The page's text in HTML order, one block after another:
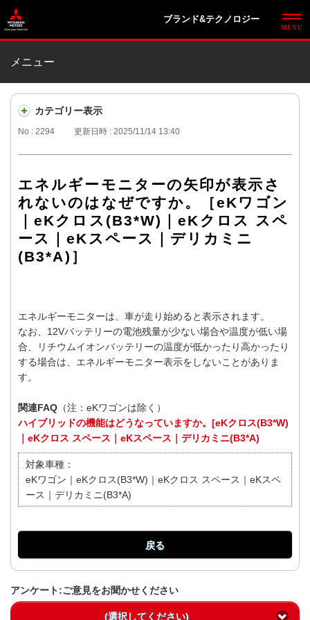
ブランド&テクノロジー
メニュー
カテゴリー表示
No : 2294 更新日時 : 2025/11/14 13:40
エネルギーモニターの矢印が表示さ
れないのはなぜですか。［eKワゴン
｜eKクロス(B3*W)｜eKクロス スペ
ース｜eKスペース｜デリカミニ
(B3*A)］
エネルギーモニターは、車が走り始めると表示されます。
なお、12Vバッテリーの電池残量が少ない場合や温度が低い場
合、リチウムイオンバッテリーの温度が低かったり高かったり
する場合は、エネルギーモニター表示をしないことがありま
す。
関連FAQ （注：eKワゴンは除く）
ハイブリッドの機能はどうなっていますか。[eKクロス(B3*W)
｜eKクロス スペース｜eKスペース｜デリカミニ(B3*A)
対象車種：
eKワゴン｜eKクロス(B3*W)｜eKクロス スペース｜eKスペ
ース｜デリカミニ(B3*A)
戻る
アンケート:ご意見をお聞かせください
(選択してください)